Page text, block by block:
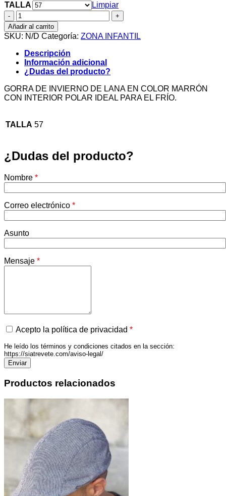
TALLA
Limpiar
GORRA
LANA
MARRÓN
cantidad
Añadir al carrito
SKU: N/D Categoría: ZONA INFANTIL
Descripción
Información adicional
¿Dudas del producto?
GORRA DE INVIERNO DE LANA EN COLOR MARRÓN
CON INTERIOR POLAR IDEAL PARA EL FRÍO.
TALLA 57
¿Dudas del producto?
Nombre *
Correo electrónico *
Asunto
Mensaje *
Acepto la política de privacidad *
He leído los términos y condiciones citados en la sección:
https://siatrevete.com/aviso-legal/
Productos relacionados